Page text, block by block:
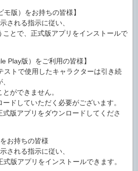
モ版）をお持ちの皆様】
される指示に従い、
とで、正式版アプリをインストールで
Play版）をご利用の皆様】
ストで使用したキャラクターは引き続
ができません。
ドしていただく必要がございます。
版アプリをダウンロードしてくださ
お持ちの皆様
される指示に従い、
版アプリをインストールできます。